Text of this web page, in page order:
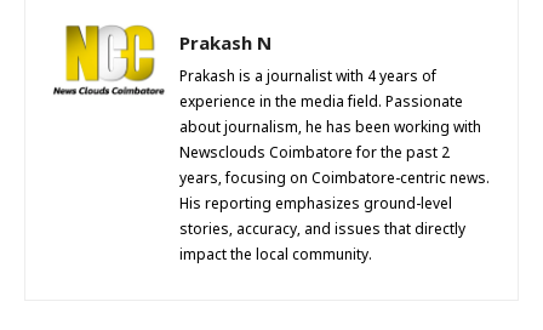
Prakash N
Prakash is a journalist with 4 years of
experience in the media field. Passionate
about journalism, he has been working with
Newsclouds Coimbatore for the past 2
years, focusing on Coimbatore-centric news.
His reporting emphasizes ground-level
stories, accuracy, and issues that directly
impact the local community.